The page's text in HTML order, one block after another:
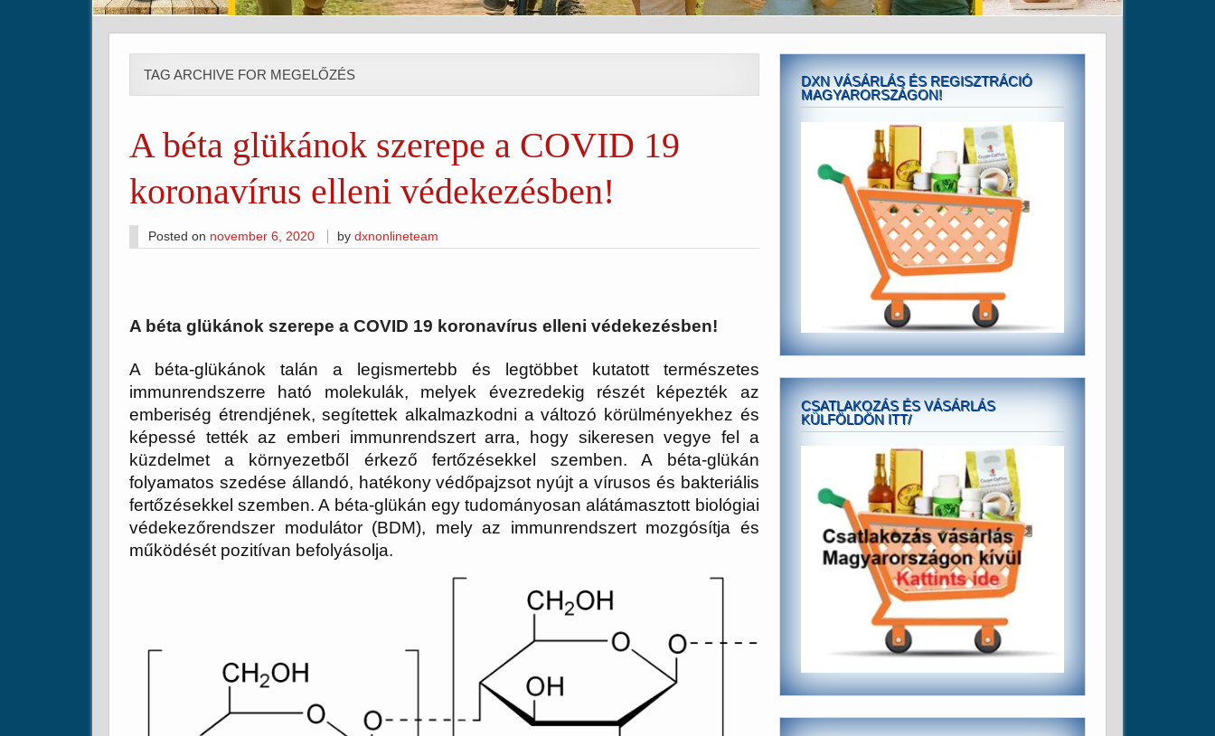
TAG ARCHIVE FOR MEGELŐZÉS
A béta glükánok szerepe a COVID 19
koronavírus elleni védekezésben!
Posted on november 6, 2020 bydxnonlineteam
A béta glükánok szerepe a COVID 19 koronavírus elleni védekezésben!
A béta-glükánok talán a legismertebb és legtöbbet kutatott természetes
immunrendszerre ható molekulák, melyek évezredekig részét képezték az
emberiség étrendjének, segítettek alkalmazkodni a változó körülményekhez és
képessé tették az emberi immunrendszert arra, hogy sikeresen vegye fel a
küzdelmet a környezetből érkező fertőzésekkel szemben. A béta-glükán
folyamatos szedése állandó, hatékony védőpajzsot nyújt a vírusos és bakteriális
fertőzésekkel szemben. A béta-glükán egy tudományosan alátámasztott biológiai
védekezőrendszer modulátor (BDM), mely az immunrendszert mozgósítja és
működését pozitívan befolyásolja.
DXN VÁSÁRLÁS ÉS REGISZTRÁCIÓ
MAGYARORSZÁGON!
CSATLAKOZÁS ÉS VÁSÁRLÁS
KÜLFÖLDÖN ITT/